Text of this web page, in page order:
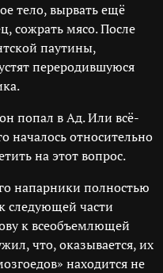
тело, вырвать ещё
сожрать мясо. После
паутины,
переродившуюся
попал в Ад. Или всё-
началось относительно
на этот вопрос.
напарники полностью
следующей части
к всеобъемлющей
что, оказывается, их
находится не